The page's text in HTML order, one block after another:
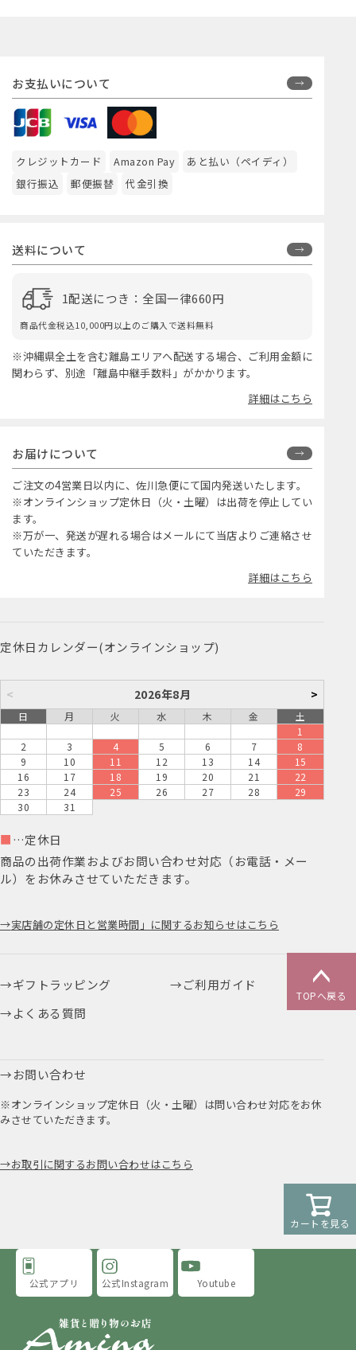
カートを見る
TOPへ戻る
お支払いについて
クレジットカード Amazon Pay
あと払い（ペイディ）
銀行振込
郵便振替 代金引換
送料について
1配送につき：全国一律660円
商品代金税込10,000円以上のご購入で送料無料
※沖縄県全土を含む離島エリアへ配送する場合、ご利用金額に
関わらず、別途「離島中継手数料」がかかります。
詳細はこちら
お届けについて
ご注文の4営業日以内に、佐川急便にて国内発送いたします。
※オンラインショップ定休日（火・土曜）は出荷を停止してい
ます。
※万が一、発送が遅れる場合はメールにて当店よりご連絡させ
ていただきます。
詳細はこちら
定休日カレンダー(オンラインショップ)
< 2026年8月 >
日 月 火 水 木 金
土
1
2
3 4 5 6 7
8
9
10 11 12 13 14
15
16
17 18 19 20 21
22
23
24 25 26 27 28
29
30
31
■ …定休日
商品の出荷作業およびお問い合わせ対応（お電話・メー
ル）をお休みさせていただきます。
実店舗の定休日と営業時間」に関するお知らせはこちら
ギフトラッピング
ご利用ガイド
よくある質問
お問い合わせ
※オンラインショップ定休日（火・土曜）は問い合わせ対応をお休
みさせていただきます。
お取引に関するお問い合わせはこちら
公式アプリ 公式Instagram Youtube